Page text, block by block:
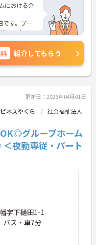
における介
です。プラ
けます。
など、さら
談くださ紹介してもらう
更新日：2026年04月01日
ネスやくら
社会福祉法人
グループホーム
夜勤専従・パート
字下樋田1-1
バス・車7分